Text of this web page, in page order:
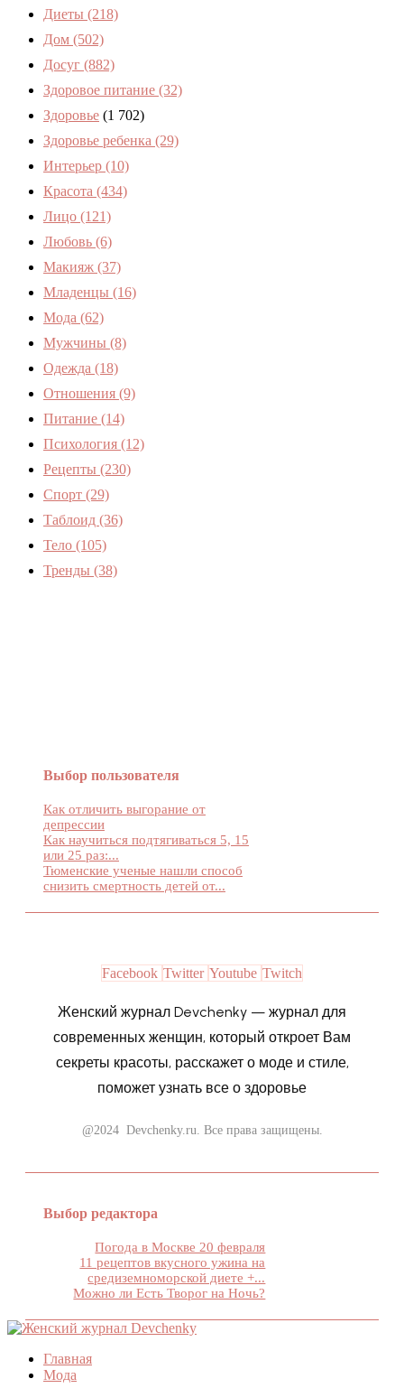
Диеты (218)
Дом (502)
Досуг (882)
Здоровое питание (32)
Здоровье (1 702)
Здоровье ребенка (29)
Интерьер (10)
Красота (434)
Лицо (121)
Любовь (6)
Макияж (37)
Младенцы (16)
Мода (62)
Мужчины (8)
Одежда (18)
Отношения (9)
Питание (14)
Психология (12)
Рецепты (230)
Спорт (29)
Таблоид (36)
Тело (105)
Тренды (38)
Выбор пользователя
Как отличить выгорание от
депрессии
Как научиться подтягиваться 5, 15
или 25 раз:...
Тюменские ученые нашли способ
снизить смертность детей от...
Facebook Twitter Youtube Twitch
Женский журнал Devchenky — журнал для
современных женщин, который откроет Вам
секреты красоты, расскажет о моде и стиле,
поможет узнать все о здоровье
@2024 Devchenky.ru. Все права защищены.
Выбор редактора
Погода в Москве 20 февраля
11 рецептов вкусного ужина на
средиземноморской диете +...
Можно ли Есть Творог на Ночь?
Главная
Мода